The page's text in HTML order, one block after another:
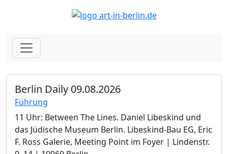
Berlin Daily 09.08.2026
Führung
11 Uhr: Between The Lines. Daniel Libeskind und
das Jüdische Museum Berlin.­ Libeskind-Bau EG, Eric
F. Ross Galerie, Meeting Point im Foyer | Lindenstr.